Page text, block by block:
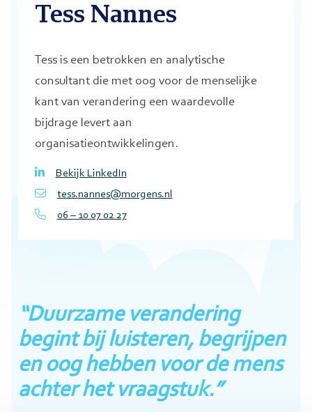
Tess Nannes
Tess is een betrokken en analytische
consultant die met oog voor de menselijke
kant van verandering een waardevolle
bijdrage levert aan
organisatieontwikkelingen.
Bekijk LinkedIn
tess.nannes@morgens.nl
06 – 10 07 02 27
“Duurzame verandering
begint bij luisteren, begrijpen
en oog hebben voor de mens
achter het vraagstuk.”